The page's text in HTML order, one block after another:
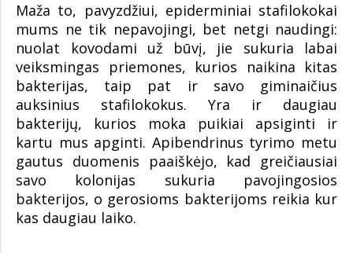
Maža to, pavyzdžiui, epiderminiai stafilokokai
mums ne tik nepavojingi, bet netgi naudingi:
nuolat kovodami už būvį, jie sukuria labai
veiksmingas priemones, kurios naikina kitas
bakterijas, taip pat ir savo giminaičius
auksinius stafilokokus. Yra ir daugiau
bakterijų, kurios moka puikiai apsiginti ir
kartu mus apginti. Apibendrinus tyrimo metu
gautus duomenis paaiškėjo, kad greičiausiai
savo kolonijas sukuria pavojingosios
bakterijos, o gerosioms bakterijoms reikia kur
kas daugiau laiko.